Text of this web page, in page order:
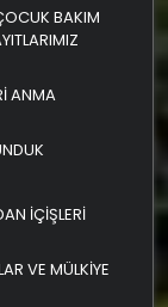
BAKIM
ANMA
İÇİŞLERİ
VE MÜLKİYE